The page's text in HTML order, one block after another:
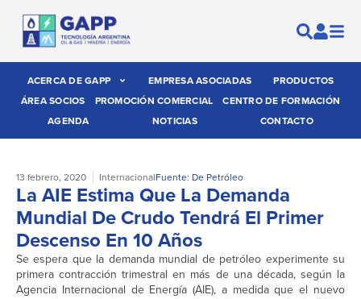
ACERCA DE GAPP EMPRESA ASOCIADAS
PRODUCTOS
ÁREA SOCIOS
PROMOCIÓN COMERCIAL
CENTRO DE FORMACIÓN
AGENDA
NOTICIAS CONTACTO
13 febrero, 2020 InternacionalFuente: De Petróleo
La AIE Estima Que La Demanda
Mundial De Crudo Tendrá El Primer
Descenso En 10 Años
Se espera que la demanda mundial de petróleo experimente su
primera contracción trimestral en más de una década, según la
Agencia Internacional de Energía (AIE), a medida que el nuevo